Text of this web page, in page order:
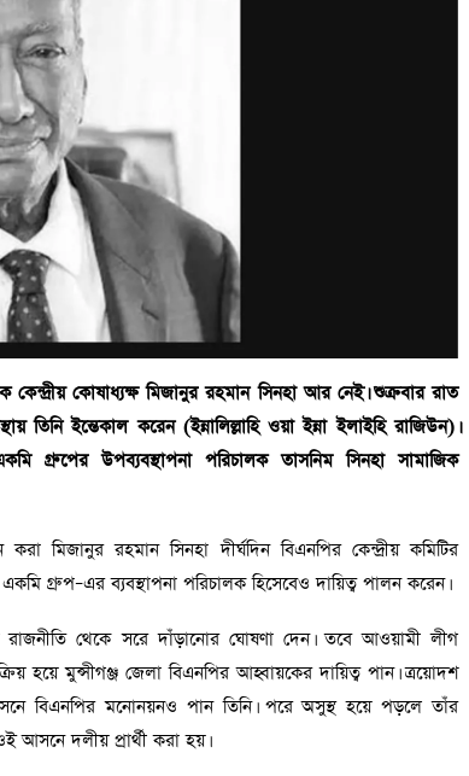
কেন্দ্রীয় কোষাধ্যক্ষ মিজানুর রহমান সিনহা আর নেই। শুক্রবার রাত
তিনি ইন্তেকাল করেন (ইন্নালিল্লাহি ওয়া ইন্না ইলাইহি রাজিউন)।
গ্রুপের উপব্যবস্থাপনা পরিচালক তাসনিম সিনহা সামাজিক
মিজানুর রহমান সিনহা দীর্ঘদিন বিএনপির কেন্দ্রীয় কমিটির
একমি গ্রুপ–এর ব্যবস্থাপনা পরিচালক হিসেবেও দায়িত্ব পালন করেন।
থেকে সরে দাঁড়ানোর ঘোষণা দেন। তবে আওয়ামী লীগ
মুন্সীগঞ্জ জেলা বিএনপির আহ্বায়কের দায়িত্ব পান। ত্রয়োদশ
বিএনপির মনোনয়নও পান তিনি। পরে অসুস্থ হয়ে পড়লে তাঁর
আসনে দলীয় প্রার্থী করা হয়।